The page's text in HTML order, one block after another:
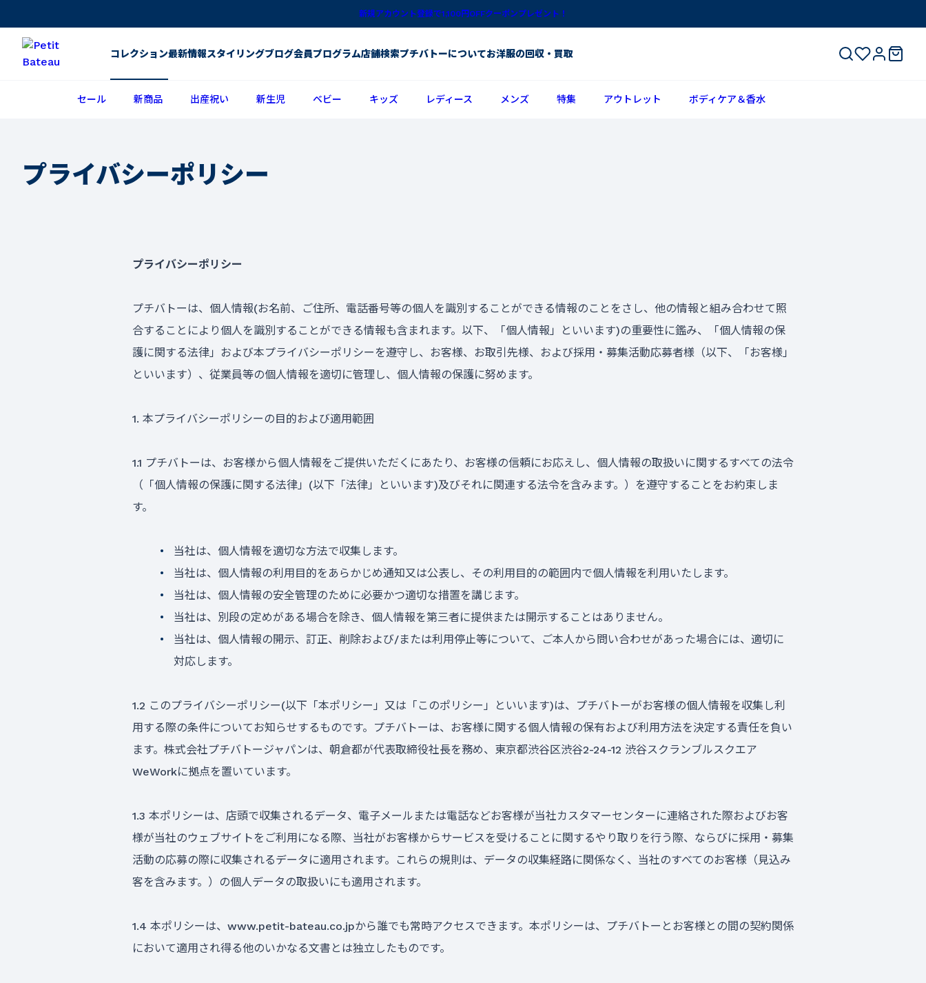
新規アカウント登録で1,100円OFFクーポンプレゼント！
コレクション最新情報スタイリングブログ会員プログラム店舗検索プチバトーについてお洋服の回収・買取
セール 新商品 出産祝い 新生児 ベビー キッズ レディース メンズ 特集 アウトレット ボディケア＆香水
プライバシーポリシー
プライバシーポリシー
プチバトーは、個人情報(お名前、ご住所、電話番号等の個人を識別することができる情報のことをさし、他の情報と組み合わせて照
合することにより個人を識別することができる情報も含まれます。以下、「個人情報」といいます)の重要性に鑑み、「個人情報の保
護に関する法律」および本プライバシーポリシーを遵守し、お客様、お取引先様、および採用・募集活動応募者様（以下、「お客様」
といいます）、従業員等の個人情報を適切に管理し、個人情報の保護に努めます。
1. 本プライバシーポリシーの目的および適用範囲
1.1 プチバトーは、お客様から個人情報をご提供いただくにあたり、お客様の信頼にお応えし、個人情報の取扱いに関するすべての法令
（「個人情報の保護に関する法律」(以下「法律」といいます)及びそれに関連する法令を含みます。）を遵守することをお約束しま
す。
当社は、個人情報を適切な方法で収集します。
当社は、個人情報の利用目的をあらかじめ通知又は公表し、その利用目的の範囲内で個人情報を利用いたします。
当社は、個人情報の安全管理のために必要かつ適切な措置を講じます。
当社は、別段の定めがある場合を除き、個人情報を第三者に提供または開示することはありません。
当社は、個人情報の開示、訂正、削除および/または利用停止等について、ご本人から問い合わせがあった場合には、適切に
対応します。
1.2 このプライバシーポリシー(以下「本ポリシー」又は「このポリシー」といいます)は、プチバトーがお客様の個人情報を収集し利
用する際の条件についてお知らせするものです。プチバトーは、お客様に関する個人情報の保有および利用方法を決定する責任を負い
ます。株式会社プチバトージャパンは、朝倉都が代表取締役社長を務め、東京都渋谷区渋谷2-24-12 渋谷スクランブルスクエア
WeWorkに拠点を置いています。
1.3 本ポリシーは、店頭で収集されるデータ、電子メールまたは電話などお客様が当社カスタマーセンターに連絡された際およびお客
様が当社のウェブサイトをご利用になる際、当社がお客様からサービスを受けることに関するやり取りを行う際、ならびに採用・募集
活動の応募の際に収集されるデータに適用されます。これらの規則は、データの収集経路に関係なく、当社のすべてのお客様（見込み
客を含みます。）の個人データの取扱いにも適用されます。
1.4 本ポリシーは、www.petit-bateau.co.jpから誰でも常時アクセスできます。本ポリシーは、プチバトーとお客様との間の契約関係
において適用され得る他のいかなる文書とは独立したものです。